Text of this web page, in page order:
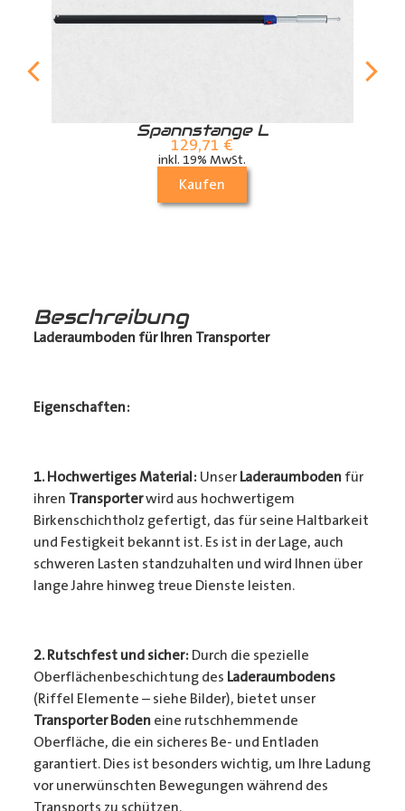
Spannstange L
129,71 €
inkl. 19% MwSt.
Kaufen
Beschreibung
Laderaumboden für Ihren Transporter
Eigenschaften:
1. Hochwertiges Material: Unser Laderaumbodenfür
ihren Transporterwird aus hochwertigem
Birkenschichtholz gefertigt, das für seine Haltbarkeit
und Festigkeit bekannt ist. Es ist in der Lage, auch
schweren Lasten standzuhalten und wird Ihnen über
lange Jahre hinweg treue Dienste leisten.
2. Rutschfest und sicher: Durch die spezielle
Oberflächenbeschichtung des Laderaumbodens
(Riffel Elemente – siehe Bilder), bietet unser
Transporter Bodeneine rutschhemmende
Oberfläche, die ein sicheres Be- und Entladen
garantiert. Dies ist besonders wichtig, um Ihre Ladung
vor unerwünschten Bewegungen während des
Transports zu schützen.